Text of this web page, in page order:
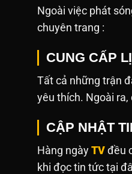
Ngoài việc phát
chuyên trang :
CUNG CẤP
Tất cả những trận
yêu thích. Ngoài
CẬP NHẬT
Hàng ngày TV đều
khi đọc tin tức tại